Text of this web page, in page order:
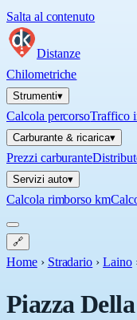
Salta al contenuto
Distanze
Chilometriche
Strumenti▾
Calcola percorsoTraffico
Carburante & ricarica▾
Prezzi carburante
Servizi auto▾
Calcola rimborso km
🔗
Home › Stradario › Laino
Piazza